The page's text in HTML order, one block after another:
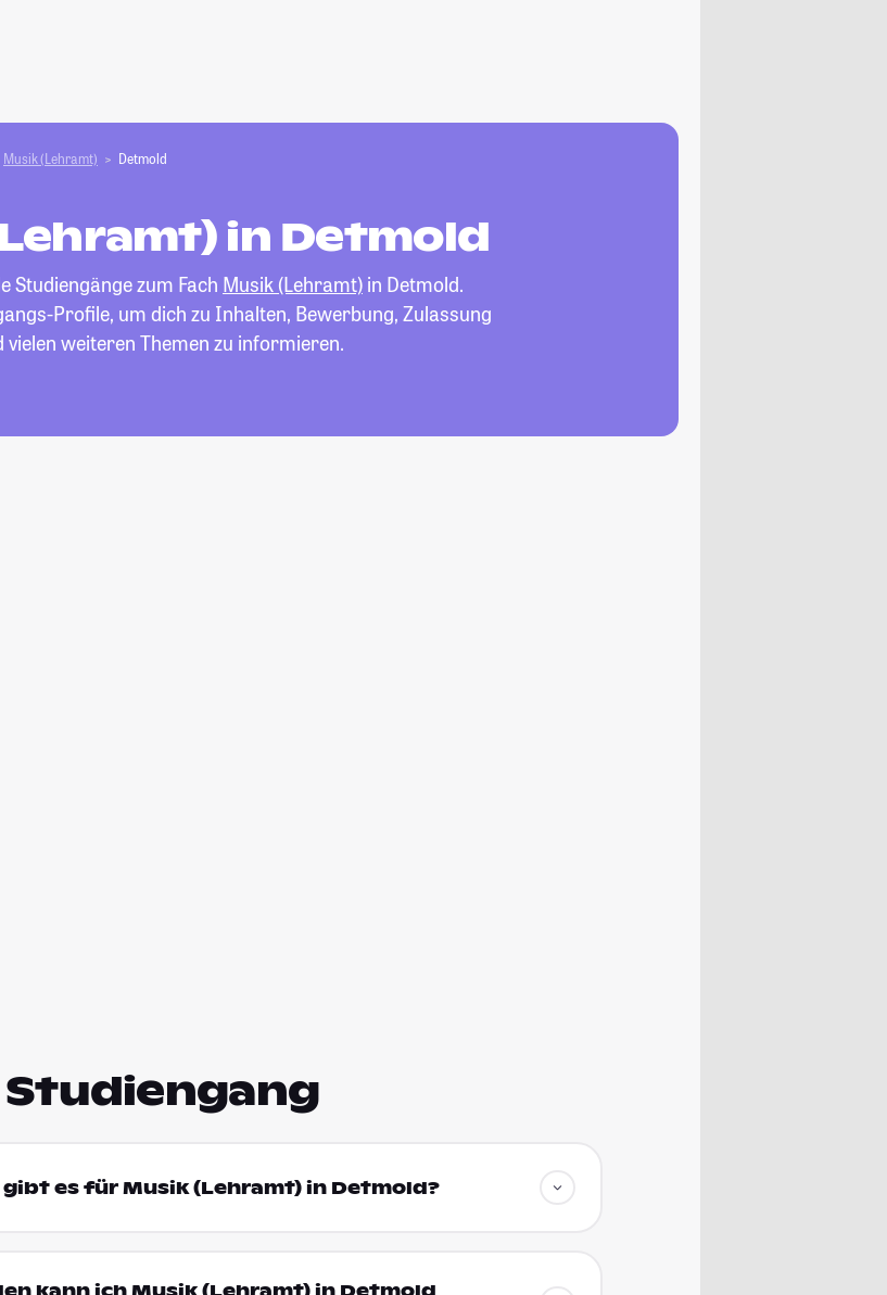
Musik (Lehramt) Detmold
in Detmold
Studiengänge zum Fach Musik (Lehramt) in Detmold.
Profile, um dich zu Inhalten, Bewerbung, Zulassung
vielen weiteren Themen zu informieren.
es für Musik (Lehramt) in Detmold?